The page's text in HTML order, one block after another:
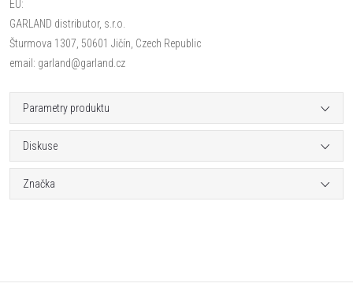
EU:
GARLAND distributor, s.r.o.
Šturmova 1307, 50601 Jičín, Czech Republic
email: garland@garland.cz
Parametry produktu
Diskuse
Značka